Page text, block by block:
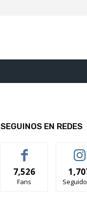
SEGUINOS EN REDES
7,526
Fans